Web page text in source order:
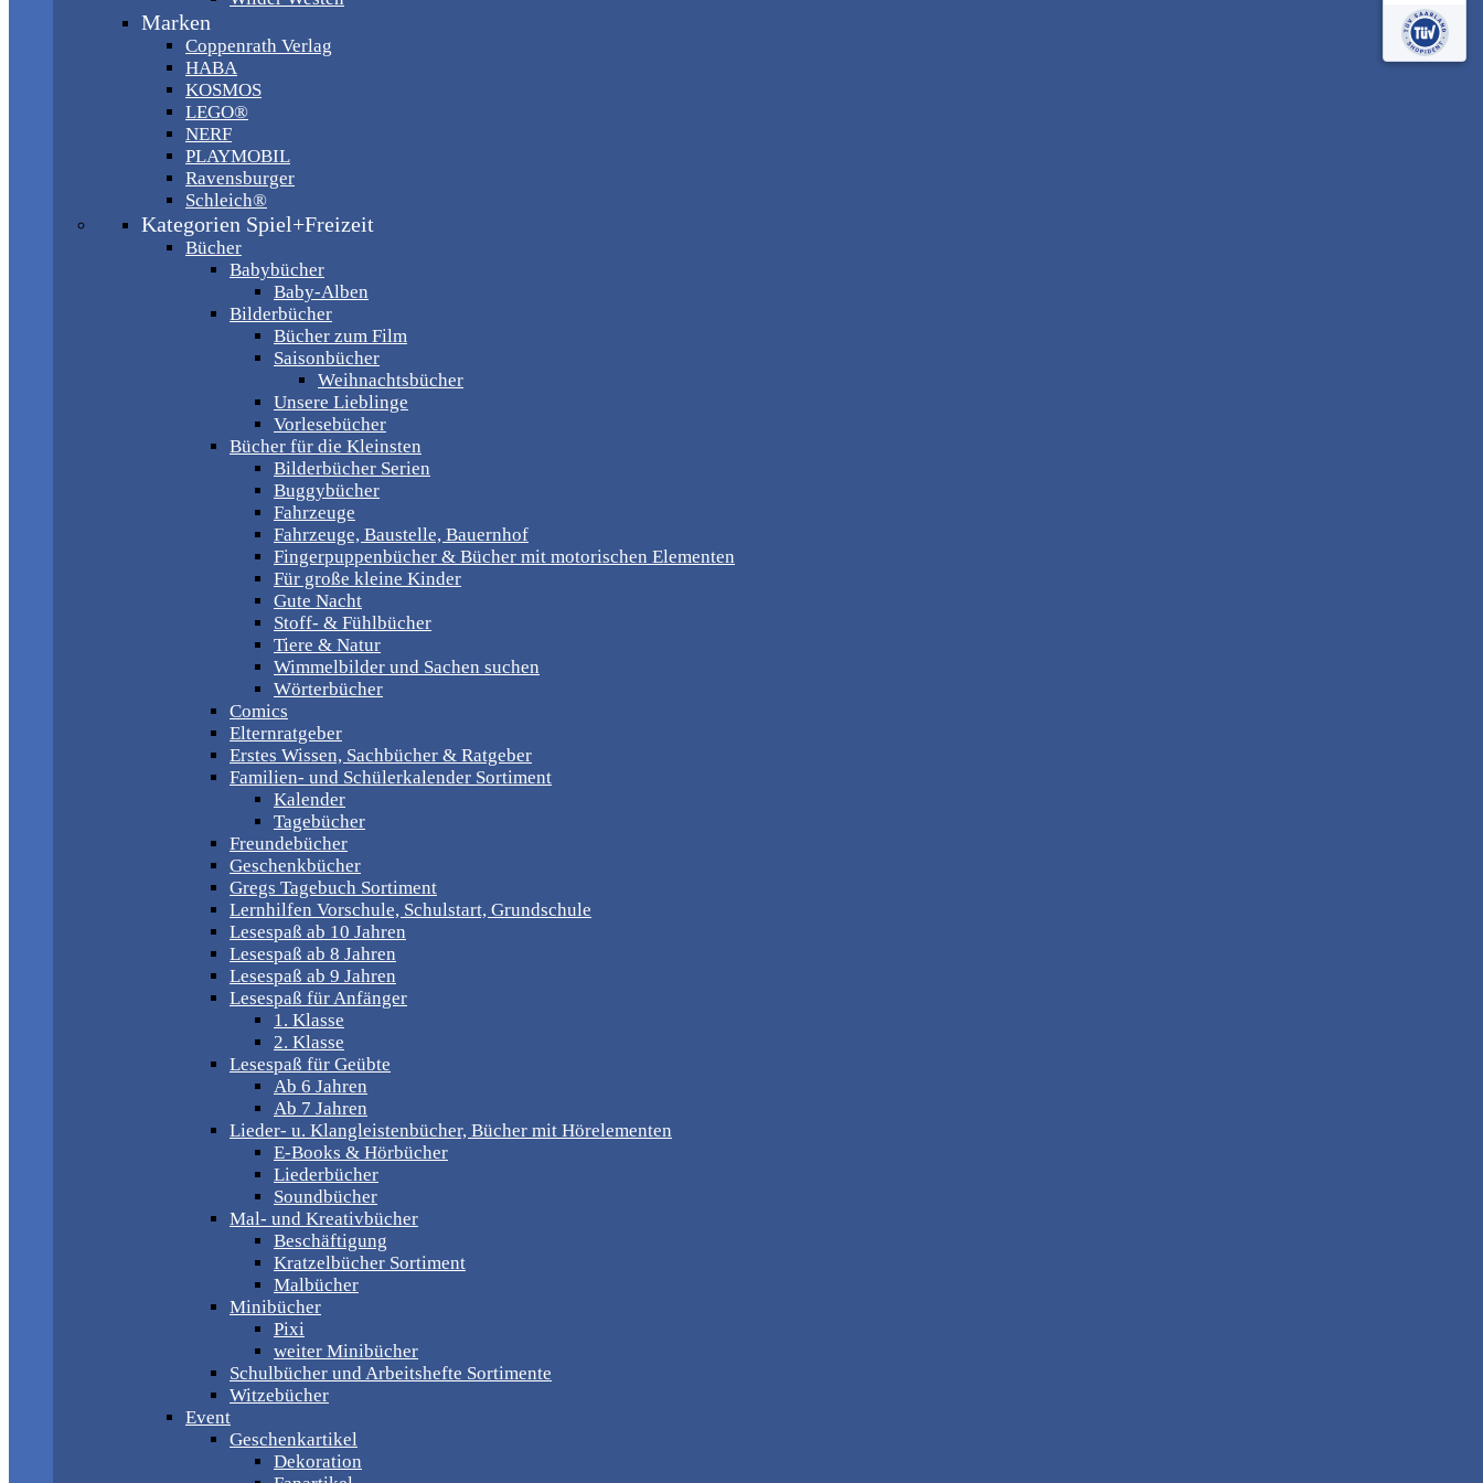
Marken
Coppenrath Verlag
HABA
KOSMOS
LEGO®
NERF
PLAYMOBIL
Ravensburger
Schleich®
Kategorien Spiel+Freizeit
Bücher
Babybücher
Baby-Alben
Bilderbücher
Bücher zum Film
Saisonbücher
Weihnachtsbücher
Unsere Lieblinge
Vorlesebücher
Bücher für die Kleinsten
Bilderbücher Serien
Buggybücher
Fahrzeuge
Fahrzeuge, Baustelle, Bauernhof
Fingerpuppenbücher & Bücher mit motorischen Elementen
Für große kleine Kinder
Gute Nacht
Stoff- & Fühlbücher
Tiere & Natur
Wimmelbilder und Sachen suchen
Wörterbücher
Comics
Elternratgeber
Erstes Wissen, Sachbücher & Ratgeber
Familien- und Schülerkalender Sortiment
Kalender
Tagebücher
Freundebücher
Geschenkbücher
Gregs Tagebuch Sortiment
Lernhilfen Vorschule, Schulstart, Grundschule
Lesespaß ab 10 Jahren
Lesespaß ab 8 Jahren
Lesespaß ab 9 Jahren
Lesespaß für Anfänger
1. Klasse
2. Klasse
Lesespaß für Geübte
Ab 6 Jahren
Ab 7 Jahren
Lieder- u. Klangleistenbücher, Bücher mit Hörelementen
E-Books & Hörbücher
Liederbücher
Soundbücher
Mal- und Kreativbücher
Beschäftigung
Kratzelbücher Sortiment
Malbücher
Minibücher
Pixi
weiter Minibücher
Schulbücher und Arbeitshefte Sortimente
Witzebücher
Event
Geschenkartikel
Dekoration